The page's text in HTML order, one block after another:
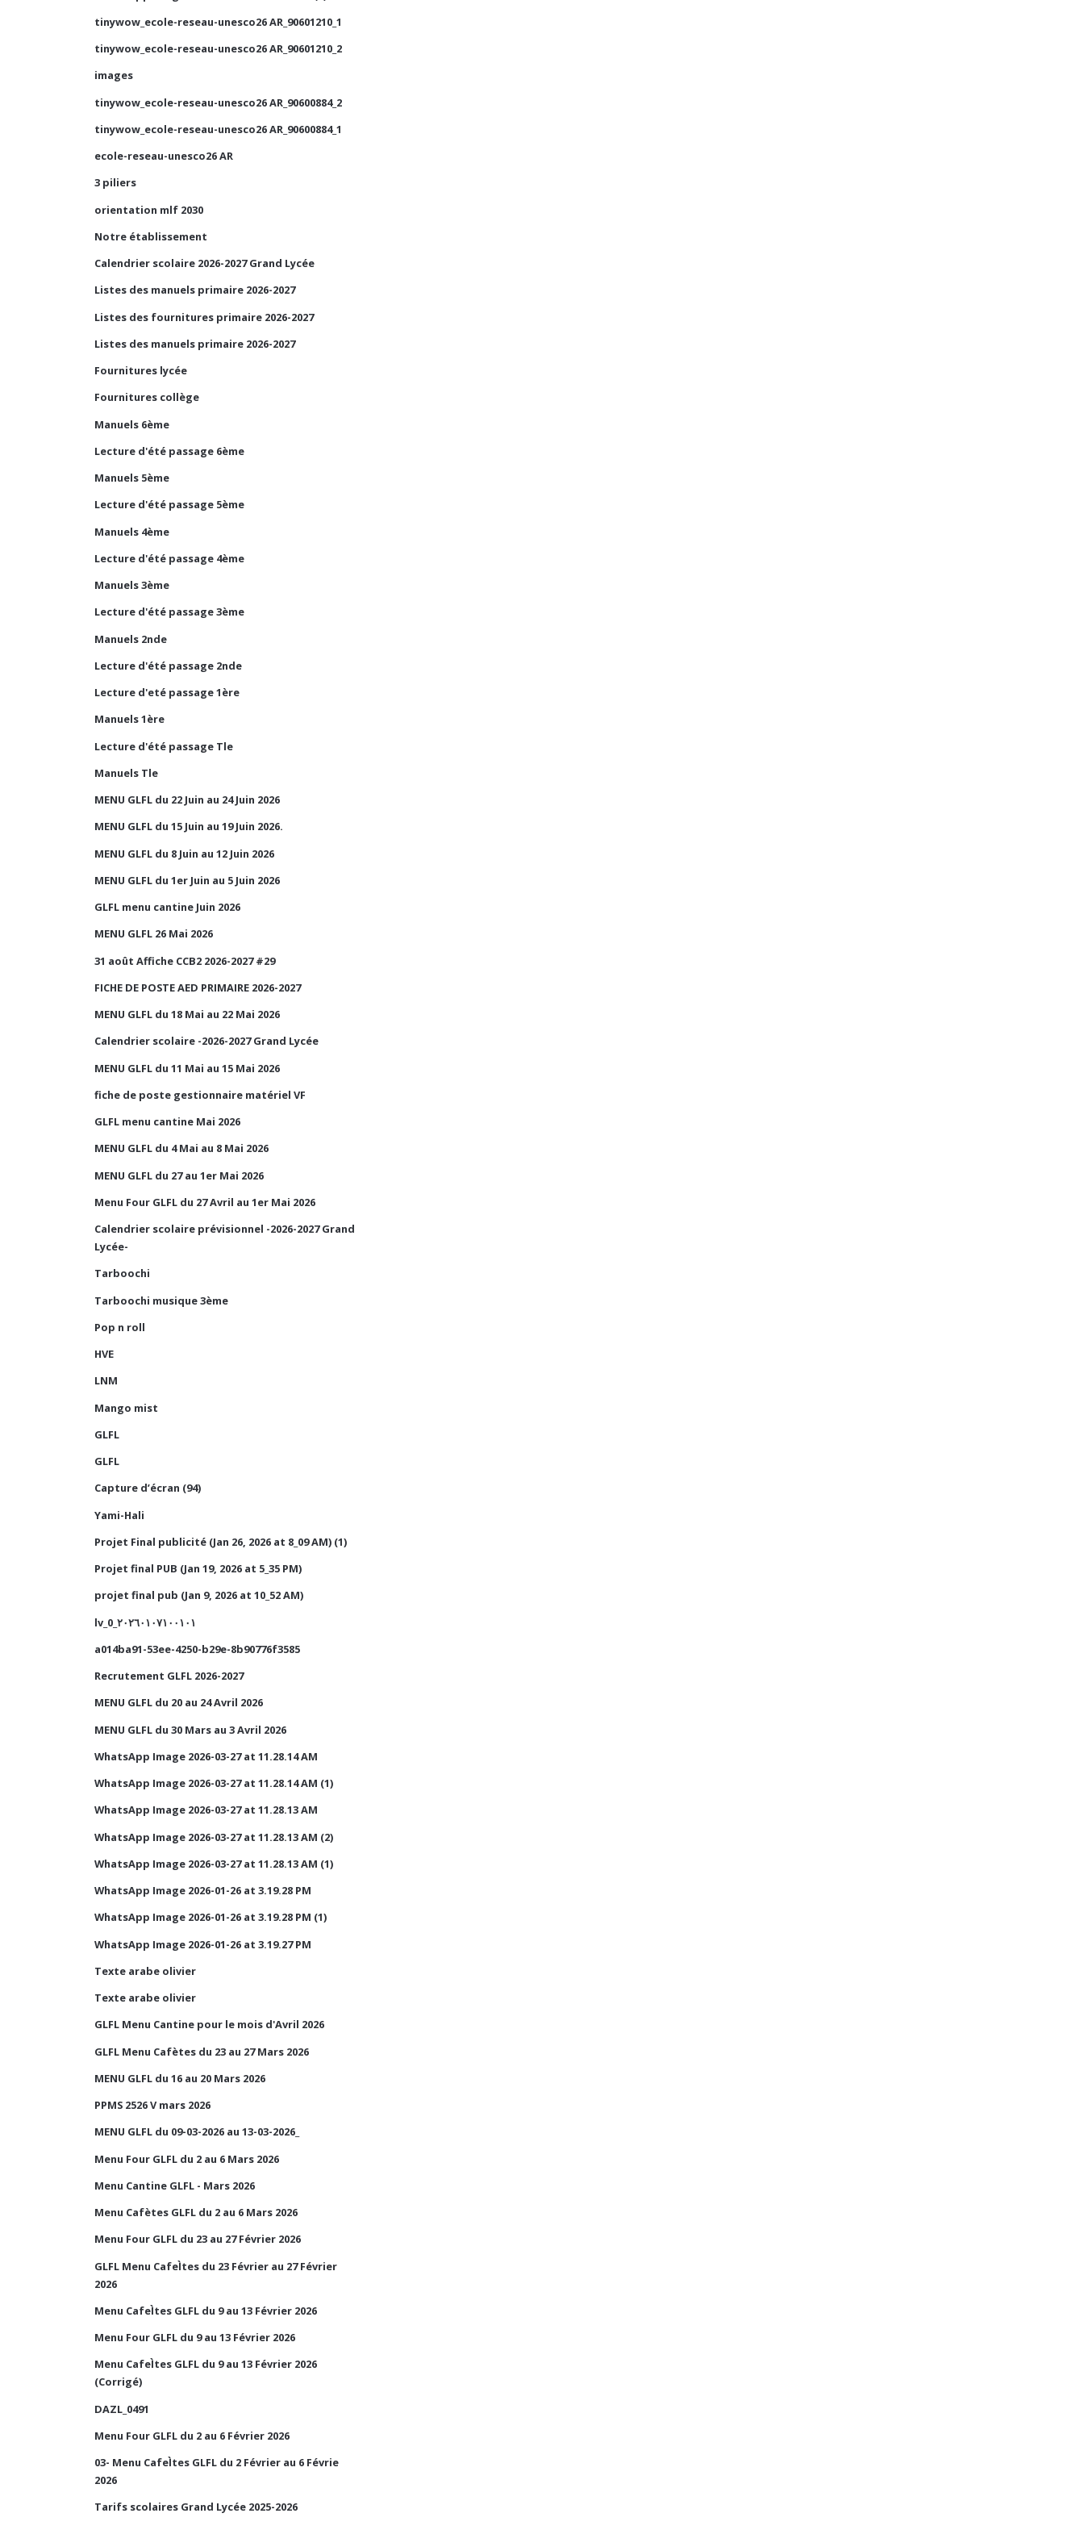
tinywow_ecole-reseau-unesco26 AR_90601210_1
tinywow_ecole-reseau-unesco26 AR_90601210_2
images
tinywow_ecole-reseau-unesco26 AR_90600884_2
tinywow_ecole-reseau-unesco26 AR_90600884_1
ecole-reseau-unesco26 AR
3 piliers
orientation mlf 2030
Notre établissement
Calendrier scolaire 2026-2027 Grand Lycée
Listes des manuels primaire 2026-2027
Listes des fournitures primaire 2026-2027
Listes des manuels primaire 2026-2027
Fournitures lycée
Fournitures collège
Manuels 6ème
Lecture d'été passage 6ème
Manuels 5ème
Lecture d'été passage 5ème
Manuels 4ème
Lecture d'été passage 4ème
Manuels 3ème
Lecture d'été passage 3ème
Manuels 2nde
Lecture d'été passage 2nde
Lecture d'eté passage 1ère
Manuels 1ère
Lecture d'été passage Tle
Manuels Tle
MENU GLFL du 22 Juin au 24 Juin 2026
MENU GLFL du 15 Juin au 19 Juin 2026.
MENU GLFL du 8 Juin au 12 Juin 2026
MENU GLFL du 1er Juin au 5 Juin 2026
GLFL menu cantine Juin 2026
MENU GLFL 26 Mai 2026
31 août Affiche CCB2 2026-2027 #29
FICHE DE POSTE AED PRIMAIRE 2026-2027
MENU GLFL du 18 Mai au 22 Mai 2026
Calendrier scolaire -2026-2027 Grand Lycée
MENU GLFL du 11 Mai au 15 Mai 2026
fiche de poste gestionnaire matériel VF
GLFL menu cantine Mai 2026
MENU GLFL du 4 Mai au 8 Mai 2026
MENU GLFL du 27 au 1er Mai 2026
Menu Four GLFL du 27 Avril au 1er Mai 2026
Calendrier scolaire prévisionnel -2026-2027 Grand
Lycée-
Tarboochi
Tarboochi musique 3ème
Pop n roll
HVE
LNM
Mango mist
GLFL
GLFL
Capture d’écran (94)
Yami-Hali
Projet Final publicité (Jan 26, 2026 at 8_09 AM) (1)
Projet final PUB (Jan 19, 2026 at 5_35 PM)
projet final pub (Jan 9, 2026 at 10_52 AM)
lv_0_٢٠٢٦٠١٠٧١٠٠١٠١
a014ba91-53ee-4250-b29e-8b90776f3585
Recrutement GLFL 2026-2027
MENU GLFL du 20 au 24 Avril 2026
MENU GLFL du 30 Mars au 3 Avril 2026
WhatsApp Image 2026-03-27 at 11.28.14 AM
WhatsApp Image 2026-03-27 at 11.28.14 AM (1)
WhatsApp Image 2026-03-27 at 11.28.13 AM
WhatsApp Image 2026-03-27 at 11.28.13 AM (2)
WhatsApp Image 2026-03-27 at 11.28.13 AM (1)
WhatsApp Image 2026-01-26 at 3.19.28 PM
WhatsApp Image 2026-01-26 at 3.19.28 PM (1)
WhatsApp Image 2026-01-26 at 3.19.27 PM
Texte arabe olivier
Texte arabe olivier
GLFL Menu Cantine pour le mois d'Avril 2026
GLFL Menu Cafètes du 23 au 27 Mars 2026
MENU GLFL du 16 au 20 Mars 2026
PPMS 2526 V mars 2026
MENU GLFL du 09-03-2026 au 13-03-2026_
Menu Four GLFL du 2 au 6 Mars 2026
Menu Cantine GLFL - Mars 2026
Menu Cafètes GLFL du 2 au 6 Mars 2026
Menu Four GLFL du 23 au 27 Février 2026
GLFL Menu CafeÌtes du 23 Février au 27 Février
2026
Menu CafeÌtes GLFL du 9 au 13 Février 2026
Menu Four GLFL du 9 au 13 Février 2026
Menu CafeÌtes GLFL du 9 au 13 Février 2026
(Corrigé)
DAZL_0491
Menu Four GLFL du 2 au 6 Février 2026
03- Menu CafeÌtes GLFL du 2 Février au 6 Févrie
2026
Tarifs scolaires Grand Lycée 2025-2026